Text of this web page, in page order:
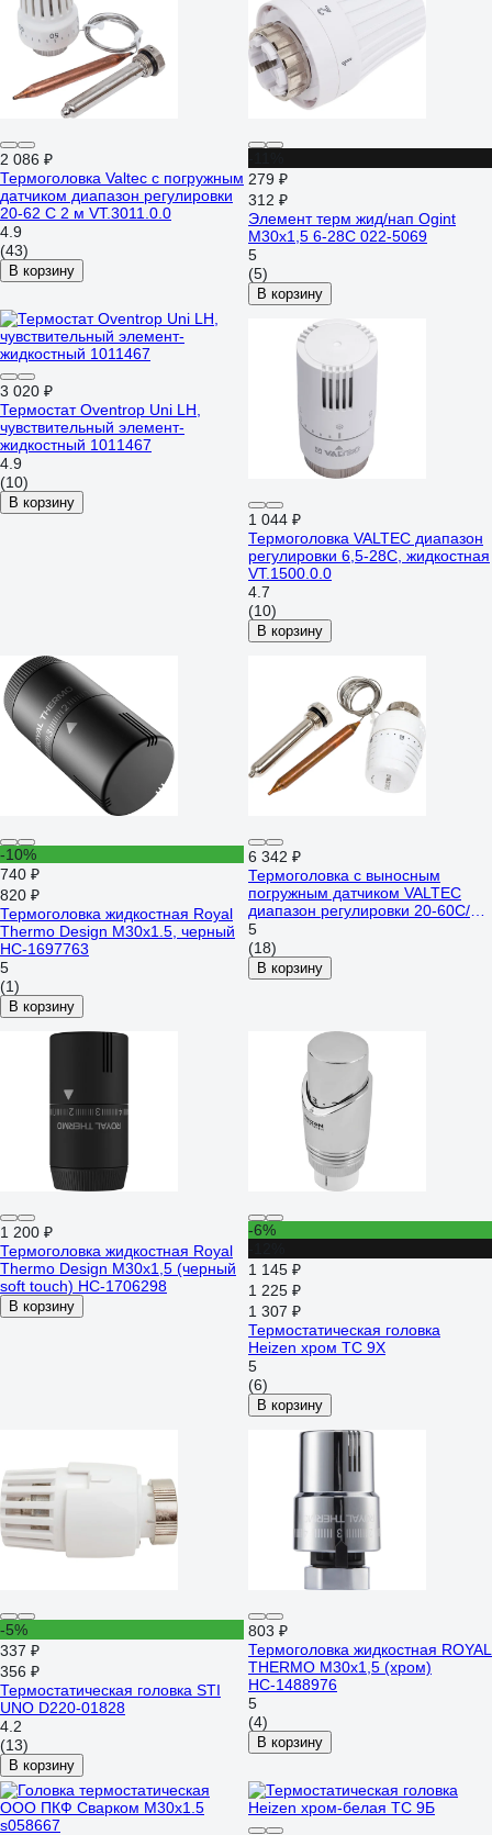
2 086 ₽
Термоголовка Valtec с погружным
датчиком диапазон регулировки
20-62 С 2 м VT.3011.0.0
4.9
(43)
В корзину
279 ₽
312 ₽
Элемент терм жид/нап Ogint
М30x1,5 6-28C 022-5069
5
(5)
В корзину
3 020 ₽
Термостат Oventrop Uni LH,
чувствительный элемент-
жидкостный 1011467
4.9
(10)
В корзину
1 044 ₽
Термоголовка VALTEC диапазон
регулировки 6,5-28C, жидкостная
VT.1500.0.0
4.7
(10)
В корзину
-10%
740 ₽
820 ₽
Термоголовка жидкостная Royal
Thermo Design М30х1.5, черный
НС-1697763
5
(1)
В корзину
6 342 ₽
Термоголовка с выносным
погружным датчиком VALTEC
диапазон регулировки 20-60С/
2м. VT.5011.0.0
5
(18)
В корзину
1 200 ₽
Термоголовка жидкостная Royal
Thermo Design М30х1,5 (черный
soft touch) НС-1706298
В корзину
-6%
1 145 ₽
1 225 ₽
1 307 ₽
Термостатическая головка
Heizen хром TC 9Х
5
(6)
В корзину
-5%
337 ₽
356 ₽
Термостатическая головка STI
UNO D220-01828
4.2
(13)
В корзину
803 ₽
Термоголовка жидкостная ROYAL
THERMO М30x1,5 (хром)
НС-1488976
5
(4)
В корзину